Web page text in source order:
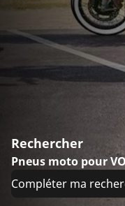
Rechercher
Pneus moto pour
Compléter ma